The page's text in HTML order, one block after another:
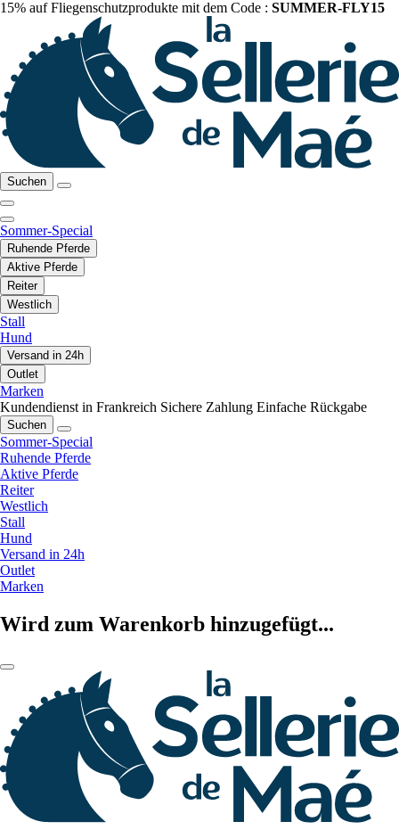
15% auf Fliegenschutzprodukte mit dem Code : SUMMER-FLY15
Suchen
Sommer-Special
Ruhende Pferde
Aktive Pferde
Reiter
Westlich
Stall
Hund
Versand in 24h
Outlet
Marken
Kundendienst in Frankreich Sichere Zahlung Einfache Rückgabe
Suchen
Sommer-Special
Ruhende Pferde
Aktive Pferde
Reiter
Westlich
Stall
Hund
Versand in 24h
Outlet
Marken
Wird zum Warenkorb hinzugefügt...